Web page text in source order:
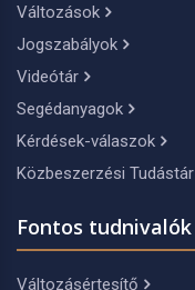
Változások
Jogszabályok
Videótár
Segédanyagok
Kérdések-válaszok
Közbeszerzési Tudástár
Fontos tudnivalók
Változásértesítő